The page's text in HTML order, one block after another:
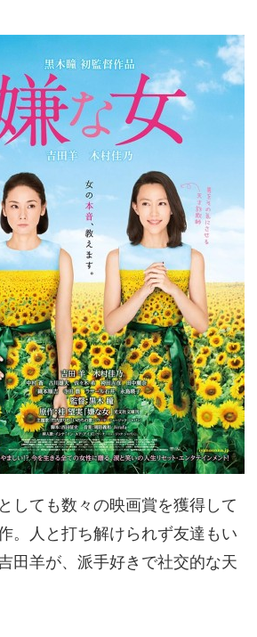
しても数々の映画賞を獲得して
。人と打ち解けられず友達もい
田羊が、派手好きで社交的な天